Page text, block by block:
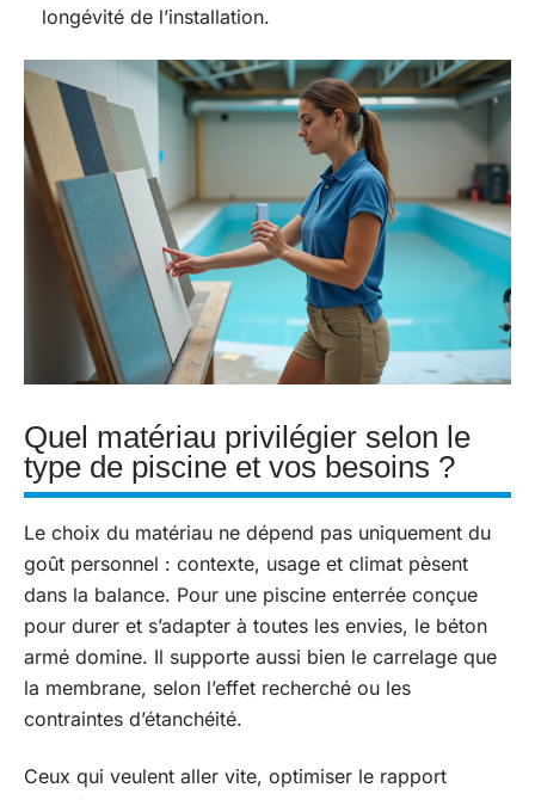
longévité de l’installation.
Quel matériau privilégier selon le
type de piscine et vos besoins ?
Le choix du matériau ne dépend pas uniquement du
goût personnel : contexte, usage et climat pèsent
dans la balance. Pour une piscine enterrée conçue
pour durer et s’adapter à toutes les envies, le béton
armé domine. Il supporte aussi bien le carrelage que
la membrane, selon l’effet recherché ou les
contraintes d’étanchéité.
Ceux qui veulent aller vite, optimiser le rapport